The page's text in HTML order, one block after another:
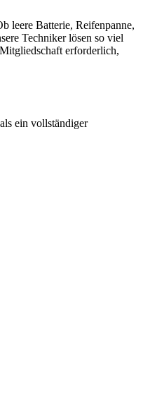
leere Batterie, Reifenpanne,
Techniker lösen so viel
erforderlich,
ein vollständiger